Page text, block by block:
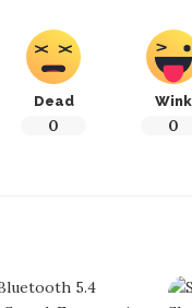
Dead
0
Wink
0